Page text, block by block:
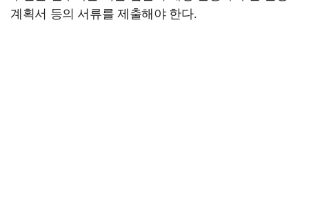
계획서 등의 서류를 제출해야 한다.